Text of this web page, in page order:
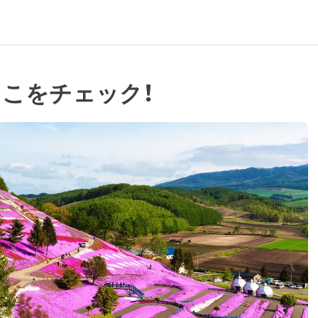
をチェック！